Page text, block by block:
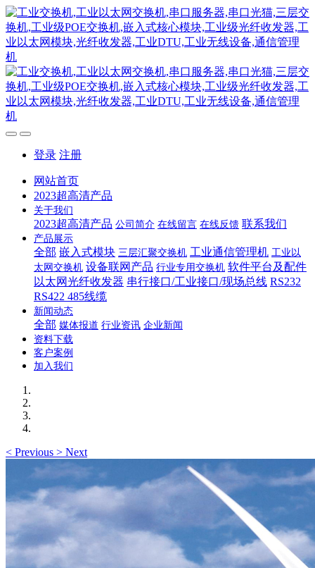
登录 注册
网站首页
2023超高清产品
关于我们
2023超高清产品 公司简介 在线留言 在线反馈 联系我们
产品展示
全部 嵌入式模块 三层汇聚交换机 工业通信管理机 工业以
太网交换机 设备联网产品 行业专用交换机 软件平台及配件
以太网光纤收发器 串行接口/工业接口/现场总线 RS232
RS422 485线缆
新闻动态
全部 媒体报道 行业资讯 企业新闻
资料下载
客户案例
加入我们
< Previous > Next